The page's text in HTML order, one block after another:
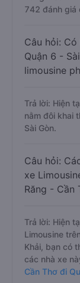
742 đánh giá
Câu hỏi:
Quận 6 -
limousine
Trả lời: Hiện
nằm đôi khai
Sài Gòn.
Câu hỏi:
xe
Răng - Cần
Trả lời: Hiện
Limousine
Khải, bạn có
các nhà xe
Cần Thơ đi